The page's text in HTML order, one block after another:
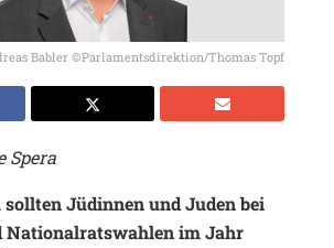
Babler ©Parlamentsdirektion/Thomas Topf
Spera
Jüdinnen und Juden bei
Nationalratswahlen im Jahr